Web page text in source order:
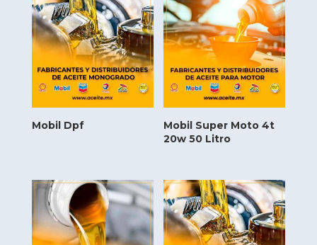
Mobil Dpf
Mobil Super Moto 4t
20w 50 Litro